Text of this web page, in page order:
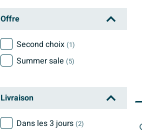
Offre
Second choix (1)
Summer sale (5)
Livraison
Dans les 3 jours (2)